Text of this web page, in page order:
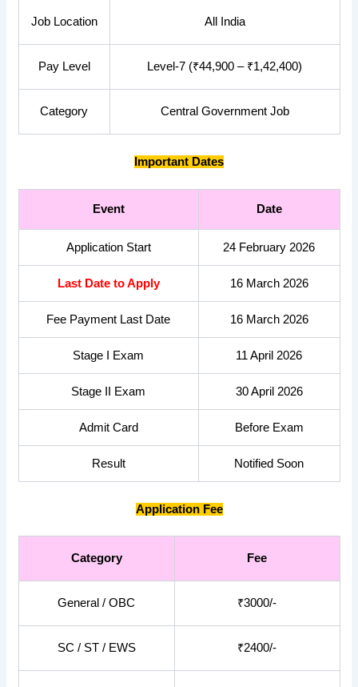
Job Location All India
Pay Level Level-7 (₹44,900 – ₹1,42,400)
Category Central Government Job
Important Dates
Event Date
Application Start 24 February 2026
Last Date to Apply 16 March 2026
Fee Payment Last Date 16 March 2026
Stage I Exam 11 April 2026
Stage II Exam 30 April 2026
Admit Card Before Exam
Result Notified Soon
Application Fee
Category Fee
General / OBC ₹3000/-
SC / ST / EWS ₹2400/-